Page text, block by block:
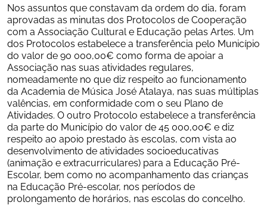
Nos assuntos que constavam da ordem do dia, foram
aprovadas as minutas dos Protocolos de Cooperação
com a Associação Cultural e Educação pelas Artes. Um
dos Protocolos estabelece a transferência pelo Município
do valor de 90 000,00€ como forma de apoiar a
Associação nas suas atividades regulares,
nomeadamente no que diz respeito ao funcionamento
da Academia de Música José Atalaya, nas suas múltiplas
valências, em conformidade com o seu Plano de
Atividades. O outro Protocolo estabelece a transferência
da parte do Município do valor de 45 000,00€ e diz
respeito ao apoio prestado às escolas, com vista ao
desenvolvimento de atividades socioeducativas
(animação e extracurriculares) para a Educação Pré-
Escolar, bem como no acompanhamento das crianças
na Educação Pré-escolar, nos períodos de
prolongamento de horários, nas escolas do concelho.